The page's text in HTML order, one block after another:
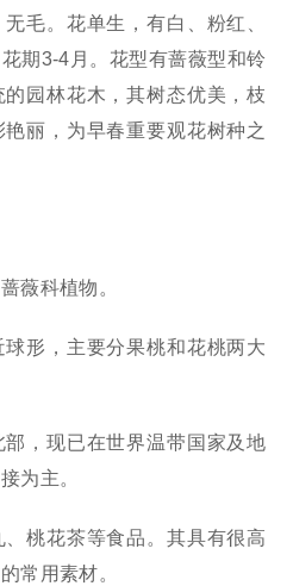
毛。花单生，有白、粉红、
期3-4月。花型有蔷薇型和铃
园林花木，其树态优美，枝
丽，为早春重要观花树种之
薇科植物。
形，主要分果桃和花桃两大
，现已在世界温带国家及地
为主。
桃花茶等食品。其具有很高
常用素材。